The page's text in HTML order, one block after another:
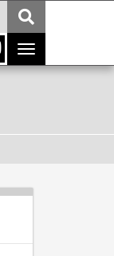
Toggle
navigation